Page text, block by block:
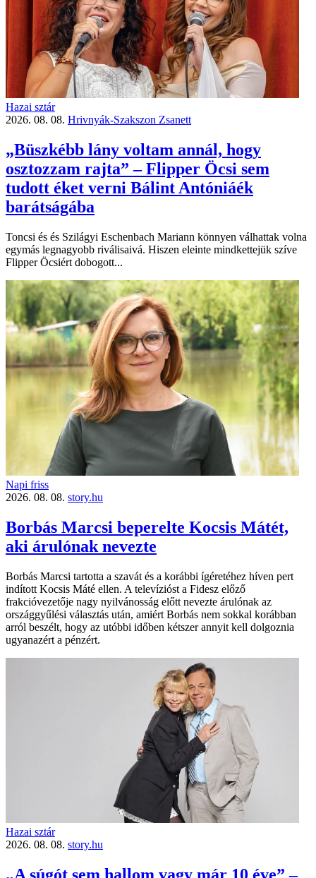
Hazai sztár
2026. 08. 08. Hrivnyák-Szakszon Zsanett
„Büszkébb lány voltam annál, hogy
osztozzam rajta” – Flipper Öcsi sem
tudott éket verni Bálint Antóniáék
barátságába
Toncsi és és Szilágyi Eschenbach Mariann könnyen válhattak volna
egymás legnagyobb riválisaivá. Hiszen eleinte mindkettejük szíve
Flipper Öcsiért dobogott...
Napi friss
2026. 08. 08. story.hu
Borbás Marcsi beperelte Kocsis Mátét,
aki árulónak nevezte
Borbás Marcsi tartotta a szavát és a korábbi ígéretéhez híven pert
indított Kocsis Máté ellen. A televízióst a Fidesz előző
frakcióvezetője nagy nyilvánosság előtt nevezte árulónak az
országgyűlési választás után, amiért Borbás nem sokkal korábban
arról beszélt, hogy az utóbbi időben kétszer annyit kell dolgoznia
ugyanazért a pénzért.
Hazai sztár
2026. 08. 08. story.hu
„A súgót sem hallom vagy már 10 éve” –